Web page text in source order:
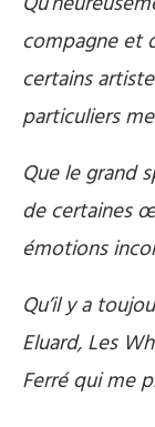
compagne et
certains
particuliers
Que le grand
de certaines
émotions
Qu’il y a
Eluard, Les
Ferré qui me